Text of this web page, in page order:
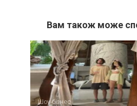
Вам також може
Шоу-бізнес